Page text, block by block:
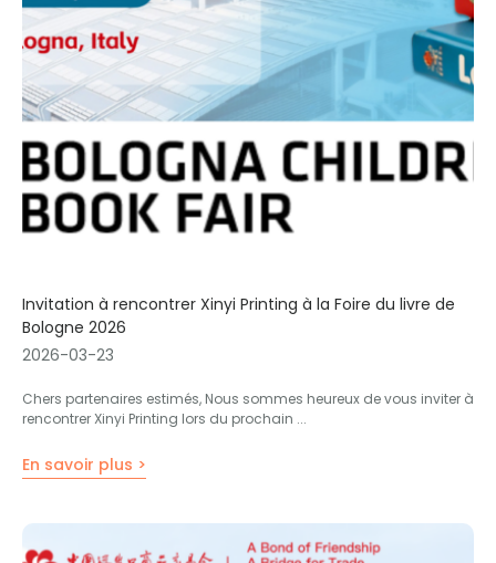
Invitation à rencontrer Xinyi Printing à la Foire du livre de
Bologne 2026
2026-03-23
Chers partenaires estimés, Nous sommes heureux de vous inviter à
rencontrer Xinyi Printing lors du prochain ...
En savoir plus >